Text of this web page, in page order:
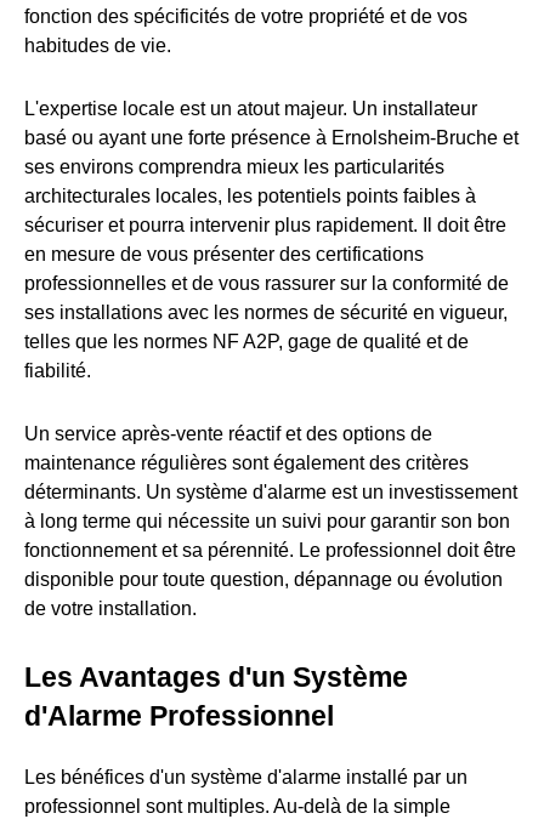
fonction des spécificités de votre propriété et de vos
habitudes de vie.
L'expertise locale est un atout majeur. Un installateur
basé ou ayant une forte présence à Ernolsheim-Bruche et
ses environs comprendra mieux les particularités
architecturales locales, les potentiels points faibles à
sécuriser et pourra intervenir plus rapidement. Il doit être
en mesure de vous présenter des certifications
professionnelles et de vous rassurer sur la conformité de
ses installations avec les normes de sécurité en vigueur,
telles que les normes NF A2P, gage de qualité et de
fiabilité.
Un service après-vente réactif et des options de
maintenance régulières sont également des critères
déterminants. Un système d'alarme est un investissement
à long terme qui nécessite un suivi pour garantir son bon
fonctionnement et sa pérennité. Le professionnel doit être
disponible pour toute question, dépannage ou évolution
de votre installation.
Les Avantages d'un Système
d'Alarme Professionnel
Les bénéfices d'un système d'alarme installé par un
professionnel sont multiples. Au-delà de la simple